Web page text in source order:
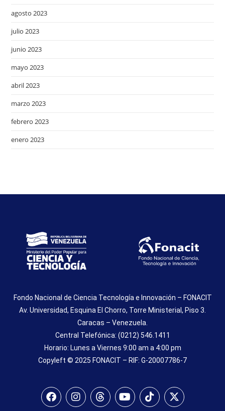
agosto 2023
julio 2023
junio 2023
mayo 2023
abril 2023
marzo 2023
febrero 2023
enero 2023
Fondo Nacional de Ciencia Tecnología e Innovación – FONACIT
Av. Universidad, Esquina El Chorro, Torre Ministerial, Piso 3.
Caracas – Venezuela.
Central Telefónica: (0212) 546.1411
Horario: Lunes a Viernes 9:00 am a 4:00 pm
Copyleft © 2025 FONACIT – RIF: G-20007786-7